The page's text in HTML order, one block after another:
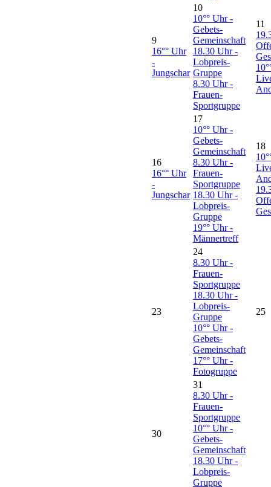
9
16°° Uhr
-
Jungschar
10
10°° Uhr -
Gebets-
Gemeinschaft
18.30 Uhr -
Lobpreis-
Gruppe
8.30 Uhr -
Frauen-
Sportgruppe
11
16
16°° Uhr
-
Jungschar
17
10°° Uhr -
Gebets-
Gemeinschaft
8.30 Uhr -
Frauen-
Sportgruppe
18.30 Uhr -
Lobpreis-
Gruppe
19°° Uhr -
Männertreff
18
23
24
8.30 Uhr -
Frauen-
Sportgruppe
18.30 Uhr -
Lobpreis-
Gruppe
10°° Uhr -
Gebets-
Gemeinschaft
17°° Uhr -
Fotogruppe
25
30
31
8.30 Uhr -
Frauen-
Sportgruppe
10°° Uhr -
Gebets-
Gemeinschaft
18.30 Uhr -
Lobpreis-
Gruppe